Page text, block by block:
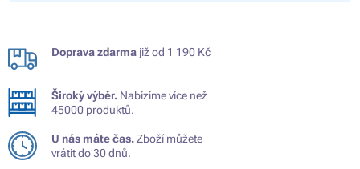
Doprava zdarma již od 1 190 Kč
Široký výběr. Nabízíme více než
45000 produktů.
U nás máte čas.Zboží můžete
vrátit do 30 dnů.